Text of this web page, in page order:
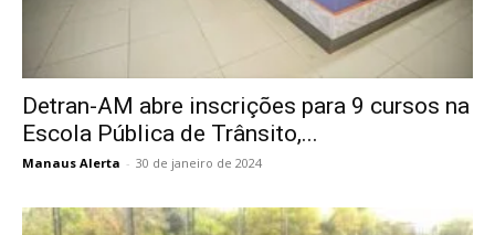
Detran-AM abre inscrições para 9 cursos na
Escola Pública de Trânsito,...
Manaus Alerta - 30 de janeiro de 2024